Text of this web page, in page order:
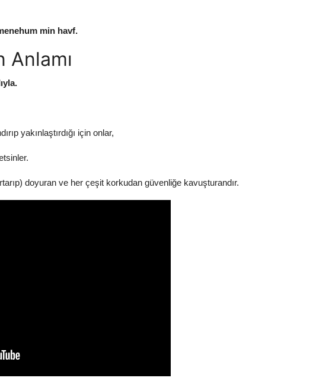
min havf.
Anlamı
yakınlaştırdığı için onlar,
doyuran ve her çeşit korkudan güvenliğe kavuşturandır.